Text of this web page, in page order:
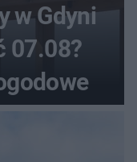
w Gdyni
07.08?